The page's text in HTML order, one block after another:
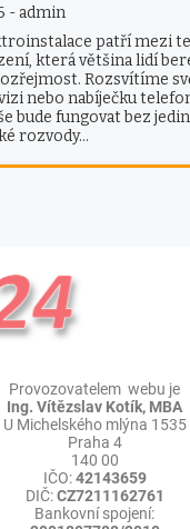
- admin
patří mezi
která většina lidí
Rozsvítíme
nebo nabíječku
bude fungovat bez
rozvody…
Provozovatelem webu je
Ing. Vítězslav Kotík, MBA
U Michelského mlýna 1535
Praha 4
140 00
IČO:42143659
DIČ:CZ7211162761
Bankovní spojení: